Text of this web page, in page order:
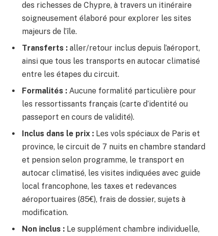
des richesses de Chypre, à travers un itinéraire
soigneusement élaboré pour explorer les sites
majeurs de l’île.
Transferts : aller/retour inclus depuis l’aéroport,
ainsi que tous les transports en autocar climatisé
entre les étapes du circuit.
Formalités : Aucune formalité particulière pour
les ressortissants français (carte d’identité ou
passeport en cours de validité).
Inclus dans le prix : Les vols spéciaux de Paris et
province, le circuit de 7 nuits en chambre standard
et pension selon programme, le transport en
autocar climatisé, les visites indiquées avec guide
local francophone, les taxes et redevances
aéroportuaires (85€), frais de dossier, sujets à
modification.
Non inclus : Le supplément chambre individuelle,